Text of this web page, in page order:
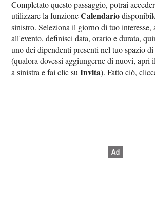
Completato questo passaggio, potrai
utilizzare la funzioneCalendario
sinistro. Seleziona il giorno di tuo interesse,
all'evento, definisci data, orario e durata,
uno dei dipendenti presenti nel tuo spazio
(qualora dovessi aggiungerne di nuovi, apri
a sinistra e fai clic suInvita). Fatto ciò,